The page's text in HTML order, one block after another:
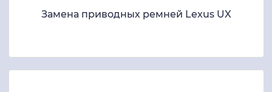
Замена приводных ремней Lexus UX